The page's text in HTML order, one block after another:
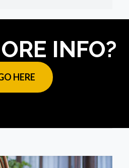
INFO?
HERE